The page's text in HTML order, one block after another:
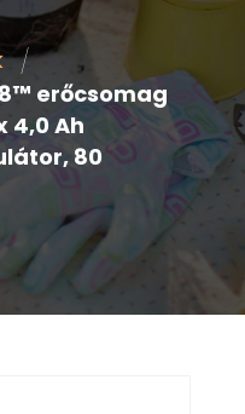
/
erőcsomag
4,0 Ah
80